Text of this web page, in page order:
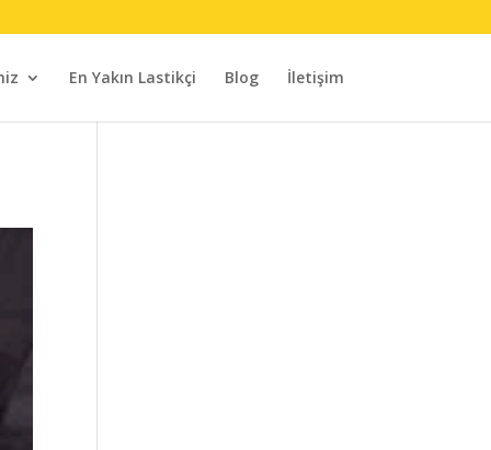
En Yakın Lastikçi Blog İletişim